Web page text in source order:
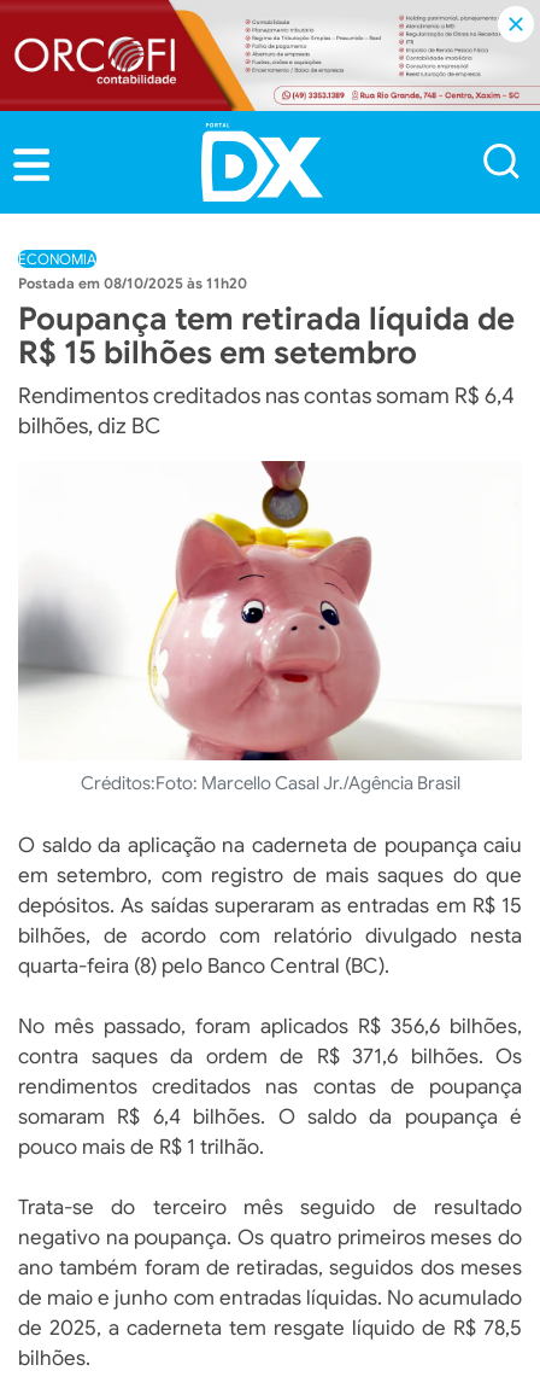
ECONOMIA
08/10/2025 às 11h20
Poupança tem retirada líquida de
R$ 15 bilhões em setembro
Rendimentos creditados nas contas somam R$ 6,4
bilhões, diz BC
Créditos:Foto: Marcello Casal Jr./Agência Brasil
O saldo da aplicação na caderneta de poupança caiu
em setembro, com registro de mais saques do que
depósitos. As saídas superaram as entradas em R$ 15
bilhões, de acordo com relatório divulgado nesta
quarta-feira (8) pelo Banco Central (BC).
No mês passado, foram aplicados R$ 356,6 bilhões,
contra saques da ordem de R$ 371,6 bilhões. Os
rendimentos creditados nas contas de poupança
somaram R$ 6,4 bilhões. O saldo da poupança é
pouco mais de R$ 1 trilhão.
Trata-se do terceiro mês seguido de resultado
negativo na poupança. Os quatro primeiros meses do
ano também foram de retiradas, seguidos dos meses
de maio e junho com entradas líquidas. No acumulado
de 2025, a caderneta tem resgate líquido de R$ 78,5
bilhões.